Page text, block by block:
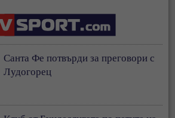
Санта Фе потвърди за преговори с
Лудогорец